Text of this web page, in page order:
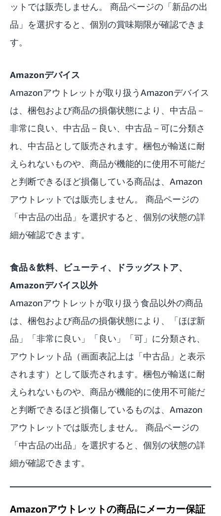
ットでは販売しません。 商品ページの「新品の出
品」を選択すると、個別の賞味期限が確認できま
す。
Amazonデバイス
Amazonアウトレットが取り扱うAmazonデバイス
は、梱包および商品の損傷状態により、中古品－
非常に良い、中古品－良い、中古品－可に分類さ
れ、中古品として販売されます。梱包が輸送に耐
えられないものや、商品が機能的に使用不可能だ
と判断できるほど損傷している商品は、Amazon
アウトレットでは販売しません。 商品ページの
「中古品の出品」を選択すると、個別の状態の詳
細が確認できます。
食品＆飲料、ビューティ、ドラッグストア、
Amazonデバイス以外
Amazonアウトレットが取り扱う食品以外の商品
は、梱包および商品の損傷状態により、「ほぼ新
品」「非常に良い」「良い」「可」に分類され、
アウトレット品（画面表記上は「中古品」と表示
されます）として販売されます。梱包が輸送に耐
えられないものや、商品が機能的に使用不可能だ
と判断できるほど損傷しているものは、Amazon
アウトレットでは販売しません。 商品ページの
「中古品の出品」を選択すると、個別の状態の詳
細が確認できます。
Amazonアウトレットの商品にメーカー保証